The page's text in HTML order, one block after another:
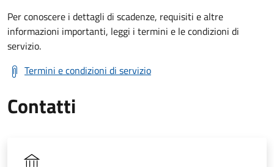
Per conoscere i dettagli di scadenze, requisiti e altre
informazioni importanti, leggi i termini e le condizioni di
servizio.
Termini e condizioni di servizio
Contatti